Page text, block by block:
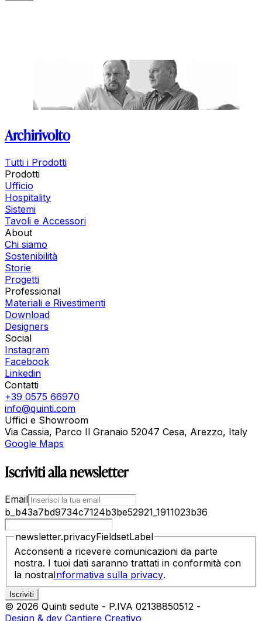
Archirivolto
Tutti i Prodotti
Prodotti
Ufficio
Hospitality
Sistemi
Tavoli e Accessori
About
Chi siamo
Sostenibilità
Storie
Progetti
Professional
Materiali e Rivestimenti
Download
Designers
Social
Instagram
Facebook
Linkedin
Contatti
+39 0575 66970
info@quinti.com
Uffici e Showroom
Via Cassia, Parco Il Granaio 52047 Cesa, Arezzo, Italy
Google Maps
Iscriviti alla newsletter
Email
b_b43a7bd9734c7124b3be52921_1911023b36
newsletter.privacyFieldsetLabel
Acconsenti a ricevere comunicazioni da parte
nostra. I tuoi dati saranno trattati in conformità con
la nostraInformativa sulla privacy.
© 2026 Quinti sedute - P.IVA 02138850512 -
Design & dev Cantiere Creativo